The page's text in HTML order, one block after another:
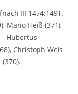
III 1474:1491.
Mario Heiß (371),
Hubertus
Christoph Weis